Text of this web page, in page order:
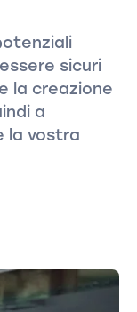
sicuri
la creazione
a
la vostra